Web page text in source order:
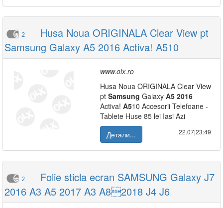
2
Husa Noua ORIGINALA Clear View pt
Samsung Galaxy A5 2016 Activa! A510
www.olx.ro
Husa Noua ORIGINALA Clear View
pt Samsung Galaxy A5 2016
Activa! A510 Accesorii Telefoane -
Tablete Huse 85 lei Iasi Azi
Детали...
22.07|23:49
2
Folie sticla ecran SAMSUNG Galaxy J7
2016 A3 A5 2017 A3 A82018 J4 J6